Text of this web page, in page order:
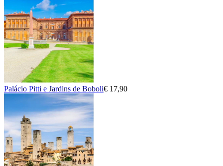
Palácio Pitti e Jardins de Boboli€ 17,90